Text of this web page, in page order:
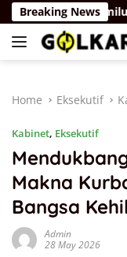
Skip
to
content
Breaking News
Hadapi Pemilu 2029
Home Eksekutif
Kabinet, Eksekutif
Makna
Bangsa
Admin
28 May 2026